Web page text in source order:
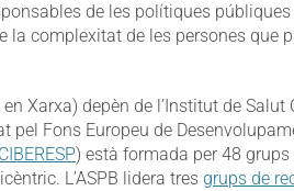
de les polítiques
la complexitat de les persones que
Xarxa) depèn de l’Institut de Salut
Fons Europeu de
CIBERESP) està formada per 48 grups
L’ASPB lidera tres grups de